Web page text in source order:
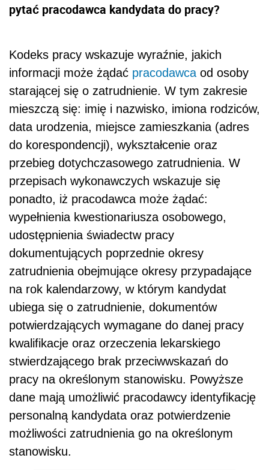
pytać pracodawca kandydata do pracy?
Kodeks pracy wskazuje wyraźnie, jakich
informacji może żądać pracodawca od osoby
starającej się o zatrudnienie. W tym zakresie
mieszczą się: imię i nazwisko, imiona rodziców,
data urodzenia, miejsce zamieszkania (adres
do korespondencji), wykształcenie oraz
przebieg dotychczasowego zatrudnienia. W
przepisach wykonawczych wskazuje się
ponadto, iż pracodawca może żądać:
wypełnienia kwestionariusza osobowego,
udostępnienia świadectw pracy
dokumentujących poprzednie okresy
zatrudnienia obejmujące okresy przypadające
na rok kalendarzowy, w którym kandydat
ubiega się o zatrudnienie, dokumentów
potwierdzających wymagane do danej pracy
kwalifikacje oraz orzeczenia lekarskiego
stwierdzającego brak przeciwwskazań do
pracy na określonym stanowisku. Powyższe
dane mają umożliwić pracodawcy identyfikację
personalną kandydata oraz potwierdzenie
możliwości zatrudnienia go na określonym
stanowisku.